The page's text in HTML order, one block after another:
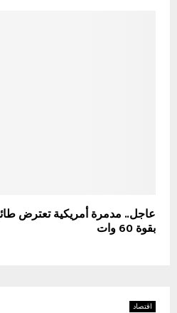
عاجل.. مدمرة أمريكية تعترض
بقوة 60 وات
اقتصاد